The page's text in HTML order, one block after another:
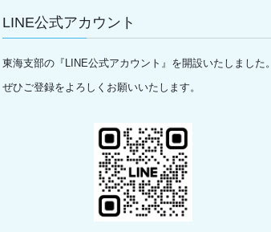
LINE公式アカウント
東海支部の『LINE公式アカウント』を開設いたしました。
ぜひご登録をよろしくお願いいたします。